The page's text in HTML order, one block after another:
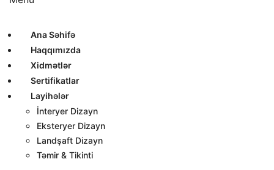
Ana Səhifə
Haqqımızda
Xidmətlər
Sertifikatlar
Layihələr
İnteryer Dizayn
Eksteryer Dizayn
Landşaft Dizayn
Təmir & Tikinti